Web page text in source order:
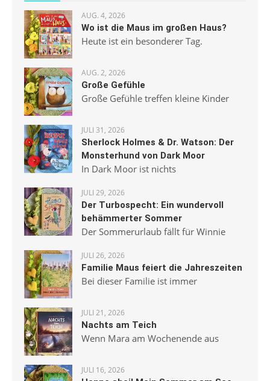
AUG. 4, 2026
Wo ist die Maus im großen Haus?
Heute ist ein besonderer Tag.
AUG. 2, 2026
Große Gefühle
Große Gefühle treffen kleine Kinder
JULI 31, 2026
Sherlock Holmes & Dr. Watson: Der
Monsterhund von Dark Moor
In Dark Moor ist nichts
JULI 29, 2026
Der Turbospecht: Ein wundervoll
behämmerter Sommer
Der Sommerurlaub fällt für Winnie
JULI 26, 2026
Familie Maus feiert die Jahreszeiten
Bei dieser Familie ist immer
JULI 21, 2026
Nachts am Teich
Wenn Mara am Wochenende aus
JULI 16, 2026